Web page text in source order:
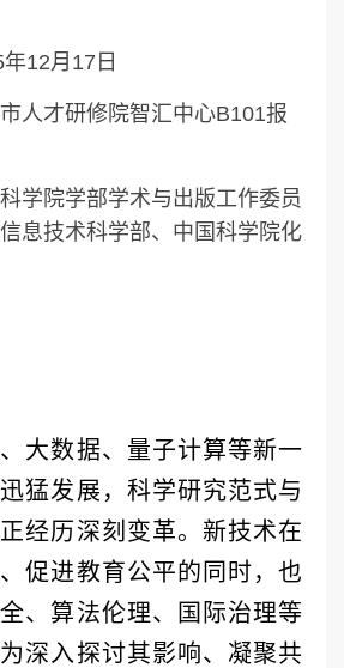
12月17日
人才研修院智汇中心B101报
学院学部学术与出版工作委员
息技术科学部、中国科学院化
大数据、量子计算等新一
猛发展，科学研究范式与
经历深刻变革。新技术在
促进教育公平的同时，也
、算法伦理、国际治理等
深入探讨其影响、凝聚共